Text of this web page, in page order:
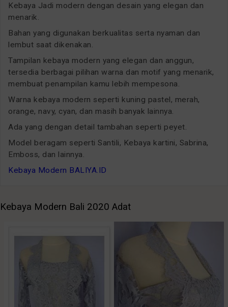
Kebaya Jadi modern dengan desain yang elegan dan
menarik.
Bahan yang digunakan berkualitas serta nyaman dan
lembut saat dikenakan.
Tampilan kebaya modern yang elegan dan anggun,
tersedia berbagai pilihan warna dan motif yang menarik,
membuat penampilan kamu lebih mempesona.
Warna kebaya modern seperti kuning pastel, merah,
orange, navy, cyan, dan masih banyak lainnya.
Ada yang dengan detail tambahan seperti peyet.
Model beragam seperti Santili, Kebaya kartini, Sabrina,
Emboss, dan lainnya.
Kebaya Modern BALIYA.ID
Kebaya Modern Bali 2020 Adat